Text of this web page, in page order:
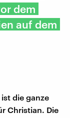
dem
auf dem
die ganze
Christian. Die